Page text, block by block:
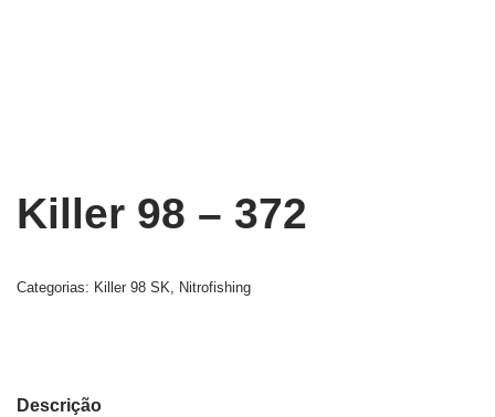
Killer 98 – 372
Categorias: Killer 98 SK, Nitrofishing
Descrição